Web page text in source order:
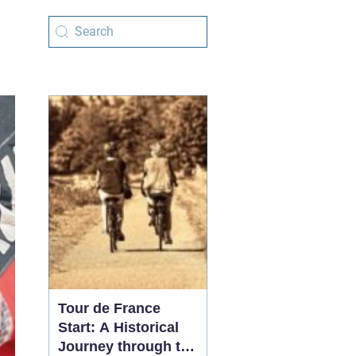
Tour de France
Start: A Historical
Journey through the